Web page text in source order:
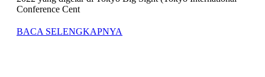
Conference Cent
BACA SELENGKAPNYA